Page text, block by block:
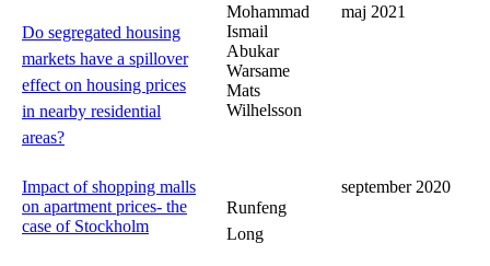
Do segregated housing
markets have a spillover
effect on housing prices
in nearby residential
areas?
Mohammad
Ismail
Abukar
Warsame
Mats
Wilhelsson
maj 2021
Impact of shopping malls
on apartment prices- the
case of Stockholm
Runfeng
Long
september 2020